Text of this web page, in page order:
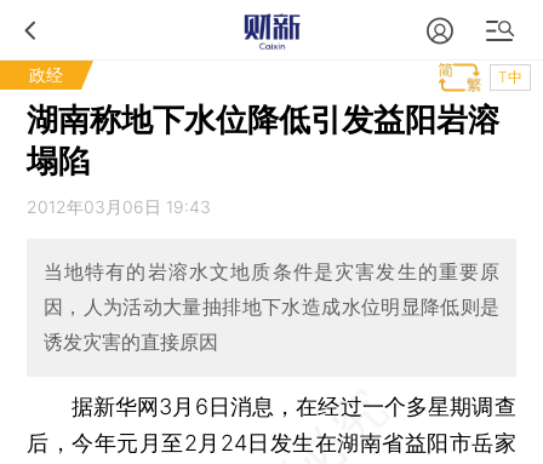
政经 T中
湖南称地下水位降低引发益阳岩溶
塌陷
2012年03月06日 19:43
当地特有的岩溶水文地质条件是灾害发生的重要原
因，人为活动大量抽排地下水造成水位明显降低则是
诱发灾害的直接原因
据新华网3月6日消息，在经过一个多星期调查
后，今年元月至2月24日发生在湖南省益阳市岳家